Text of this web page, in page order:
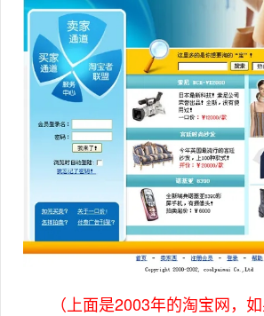
（上面是2003年的淘宝网，